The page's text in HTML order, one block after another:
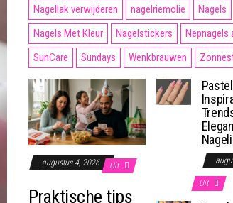
Nagellak verwijderen
nagelriemolie
Nagels
Nagels Met Kleur
Nagelstickers
Nepnagels
SunCare
Sundays Wenkbrauwen
augustus 4, 2026 Uit
Praktische tips
Uit